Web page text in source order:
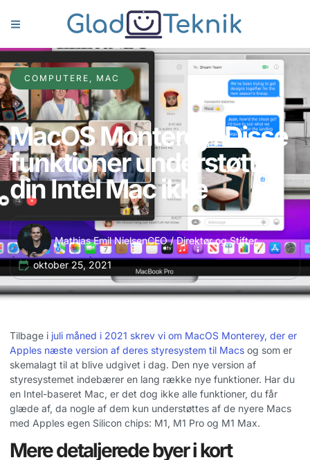
COMPUTERE , MAC
MacOS Monterey: Disse
funktioner understøtter
din Intel Mac ikke
Mathias Emil NielsenCEO / Direktør og Stifter
oktober 25, 2021
Tilbage i juli måned i 2021 skrev vi om MacOS Monterey, der er
Apples næste version af deres styresystem til Macs og som er
skemalagt til at blive udgivet i dag. Den nye version af
styresystemet indebærer en lang række nye funktioner. Har du
en Intel-baseret Mac, er det dog ikke alle funktioner, du får
glæde af, da nogle af dem kun understøttes af de nyere Macs
med Apples egen Silicon chips: M1, M1 Pro og M1 Max.
Mere detaljerede byer i kort